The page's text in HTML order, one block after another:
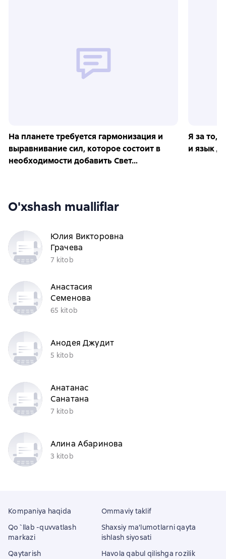
На планете требуется гармонизация и
выравнивание сил, которое состоит в
необходимости добавить Свет…
Я за то,
и язык
O'xshash mualliflar
Юлия Викторовна
Грачева
7 kitob
Анастасия
Семенова
65 kitob
Анодея Джудит
5 kitob
Анатанас
Санатана
7 kitob
Алина Абаринова
3 kitob
Kompaniya haqida
Qo`llab -quvvatlash
markazi
Qaytarish
Ommaviy taklif
Shaxsiy ma'lumotlarni qayta
ishlash siyosati
Havola qabul qilishga rozilik